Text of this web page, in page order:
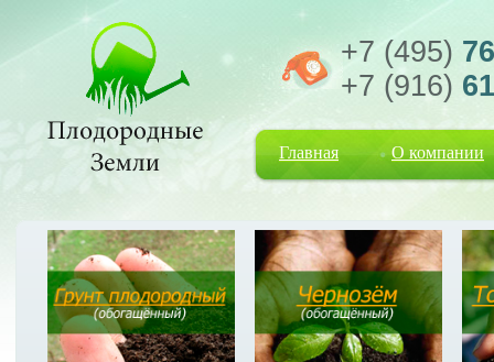
+7 (495)
+7 (916)
Главная О компании